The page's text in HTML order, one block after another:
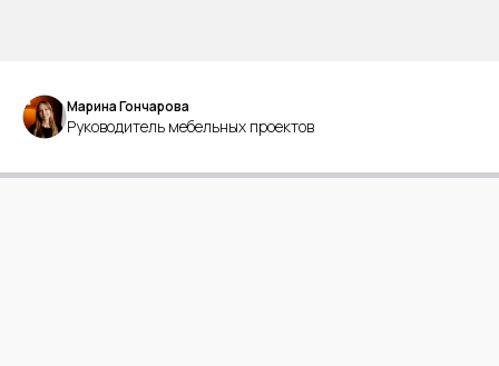
Марина Гончарова
Руководитель мебельных проектов